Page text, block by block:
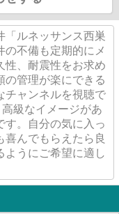
「ルネッサンス西巣
の不備も定期的にメ
性、耐震性をお求め
の管理が楽にできる
チャンネルを視聴で
級なイメージがあ
す。自分の気に入っ
喜んでもらえたら良
ようにご希望に適し